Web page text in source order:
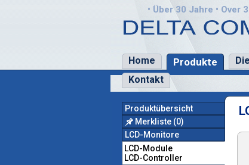
• Über 30 Jahre • Over
Home Produkte
Kontakt
Produktübersicht
Merkliste (0)
LCD-Monitore
LCD-Module
LCD-Controller